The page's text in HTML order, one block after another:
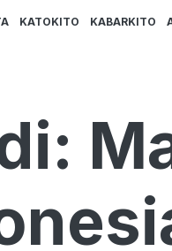
KATOKITO KABARKITO